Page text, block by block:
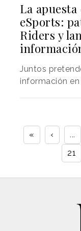
La
eSports:
Riders y
Juntos
información
« ‹ ...
21